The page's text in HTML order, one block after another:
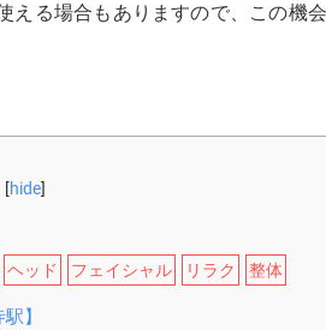
える場合もありますので、この機
[hide]
ヘッド フェイシャル リラク 整体
】